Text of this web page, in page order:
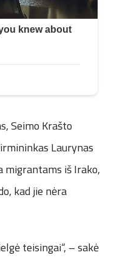
Seimo Krašto
Laurynas
migrantams iš Irako,
kad jie nėra
teisingai“, – sakė